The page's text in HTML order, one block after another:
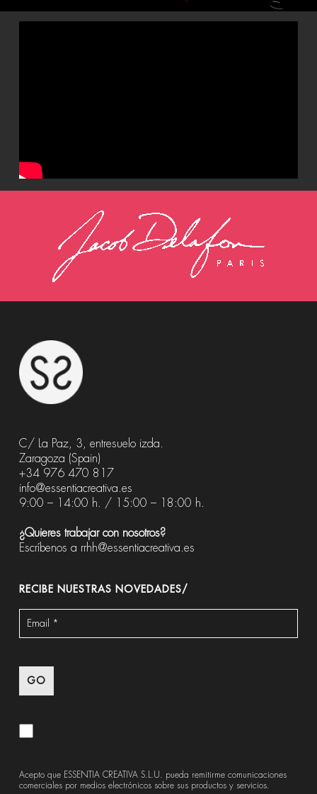
C/ La Paz, 3, entresuelo izda.
Zaragoza (Spain)
+34 976 470 817
info@essentiacreativa.es
9:00 – 14:00 h. / 15:00 – 18:00 h.
¿Quieres trabajar con nosotros?
Escríbenos a rrhh@essentiacreativa.es
RECIBE NUESTRAS NOVEDADES/
Acepto que ESSENTIA CREATIVA S.L.U. pueda remitirme comunicaciones
comerciales por medios electrónicos sobre sus productos y servicios.